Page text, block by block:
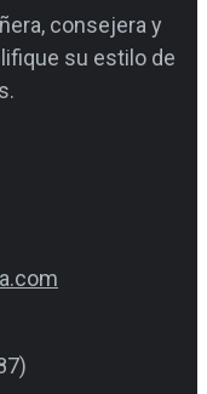
consejera y
su estilo de